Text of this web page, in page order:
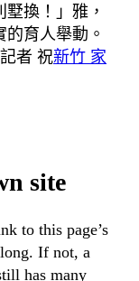
換！」雅，
育人舉動。
者 祝新竹 家
site
to this page’s
If not, a
has many